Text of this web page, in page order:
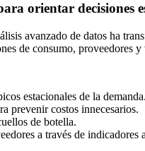
orientar decisiones
avanzado de datos ha
de consumo, proveedores
estacionales de la demanda.
prevenir costos innecesarios.
de botella.
a través de indicadores